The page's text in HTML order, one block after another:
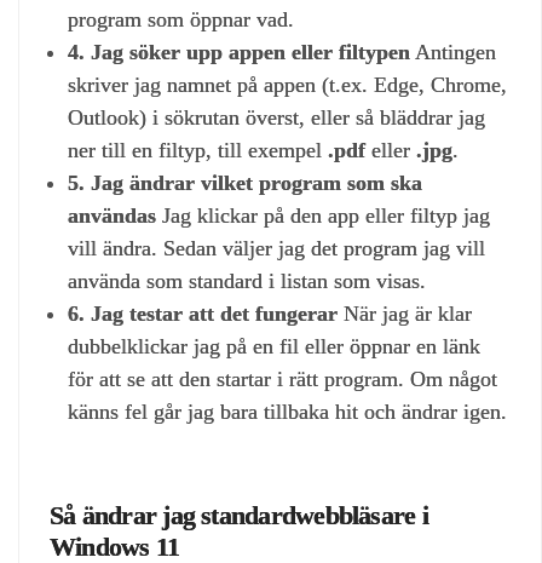
program som öppnar vad.
4. Jag söker upp appen eller filtypen Antingen
skriver jag namnet på appen (t.ex. Edge, Chrome,
Outlook) i sökrutan överst, eller så bläddrar jag
ner till en filtyp, till exempel .pdfeller .jpg.
5. Jag ändrar vilket program som ska
användas Jag klickar på den app eller filtyp jag
vill ändra. Sedan väljer jag det program jag vill
använda som standard i listan som visas.
6. Jag testar att det fungerar När jag är klar
dubbelklickar jag på en fil eller öppnar en länk
för att se att den startar i rätt program. Om något
känns fel går jag bara tillbaka hit och ändrar igen.
Så ändrar jag standardwebbläsare i
Windows 11